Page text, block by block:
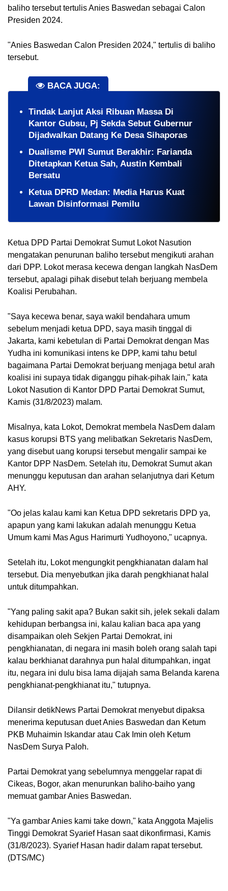
baliho tersebut tertulis Anies Baswedan sebagai Calon
Presiden 2024.
"Anies Baswedan Calon Presiden 2024," tertulis di baliho
tersebut.
BACA JUGA:
Tindak Lanjut Aksi Ribuan Massa Di
Kantor Gubsu, Pj Sekda Sebut Gubernur
Dijadwalkan Datang Ke Desa Sihaporas
Dualisme PWI Sumut Berakhir: Farianda
Ditetapkan Ketua Sah, Austin Kembali
Bersatu
Ketua DPRD Medan: Media Harus Kuat
Lawan Disinformasi Pemilu
Ketua DPD Partai Demokrat Sumut Lokot Nasution
mengatakan penurunan baliho tersebut mengikuti arahan
dari DPP. Lokot merasa kecewa dengan langkah NasDem
tersebut, apalagi pihak disebut telah berjuang membela
Koalisi Perubahan.
"Saya kecewa benar, saya wakil bendahara umum
sebelum menjadi ketua DPD, saya masih tinggal di
Jakarta, kami kebetulan di Partai Demokrat dengan Mas
Yudha ini komunikasi intens ke DPP, kami tahu betul
bagaimana Partai Demokrat berjuang menjaga betul arah
koalisi ini supaya tidak diganggu pihak-pihak lain," kata
Lokot Nasution di Kantor DPD Partai Demokrat Sumut,
Kamis (31/8/2023) malam.
Misalnya, kata Lokot, Demokrat membela NasDem dalam
kasus korupsi BTS yang melibatkan Sekretaris NasDem,
yang disebut uang korupsi tersebut mengalir sampai ke
Kantor DPP NasDem. Setelah itu, Demokrat Sumut akan
menunggu keputusan dan arahan selanjutnya dari Ketum
AHY.
"Oo jelas kalau kami kan Ketua DPD sekretaris DPD ya,
apapun yang kami lakukan adalah menunggu Ketua
Umum kami Mas Agus Harimurti Yudhoyono," ucapnya.
Setelah itu, Lokot mengungkit pengkhianatan dalam hal
tersebut. Dia menyebutkan jika darah pengkhianat halal
untuk ditumpahkan.
"Yang paling sakit apa? Bukan sakit sih, jelek sekali dalam
kehidupan berbangsa ini, kalau kalian baca apa yang
disampaikan oleh Sekjen Partai Demokrat, ini
pengkhianatan, di negara ini masih boleh orang salah tapi
kalau berkhianat darahnya pun halal ditumpahkan, ingat
itu, negara ini dulu bisa lama dijajah sama Belanda karena
pengkhianat-pengkhianat itu," tutupnya.
Dilansir detikNews Partai Demokrat menyebut dipaksa
menerima keputusan duet Anies Baswedan dan Ketum
PKB Muhaimin Iskandar atau Cak Imin oleh Ketum
NasDem Surya Paloh.
Partai Demokrat yang sebelumnya menggelar rapat di
Cikeas, Bogor, akan menurunkan baliho-baiho yang
memuat gambar Anies Baswedan.
"Ya gambar Anies kami take down," kata Anggota Majelis
Tinggi Demokrat Syarief Hasan saat dikonfirmasi, Kamis
(31/8/2023). Syarief Hasan hadir dalam rapat tersebut.
(DTS/MC)